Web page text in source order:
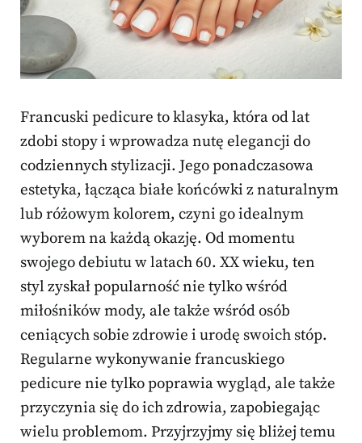
Francuski pedicure to klasyka, która od lat
zdobi stopy i wprowadza nutę elegancji do
codziennych stylizacji. Jego ponadczasowa
estetyka, łącząca białe końcówki z naturalnym
lub różowym kolorem, czyni go idealnym
wyborem na każdą okazję. Od momentu
swojego debiutu w latach 60. XX wieku, ten
styl zyskał popularność nie tylko wśród
miłośników mody, ale także wśród osób
ceniących sobie zdrowie i urodę swoich stóp.
Regularne wykonywanie francuskiego
pedicure nie tylko poprawia wygląd, ale także
przyczynia się do ich zdrowia, zapobiegając
wielu problemom. Przyjrzyjmy się bliżej temu